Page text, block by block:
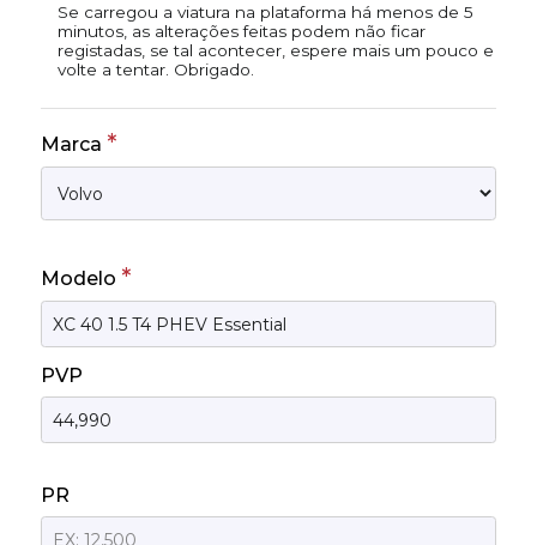
Se carregou a viatura na plataforma há menos de 5
minutos, as alterações feitas podem não ficar
registadas, se tal acontecer, espere mais um pouco e
volte a tentar. Obrigado.
Marca *
Modelo *
PVP
PR